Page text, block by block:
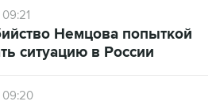
Немцова попыткой
ситуацию в России
09:20